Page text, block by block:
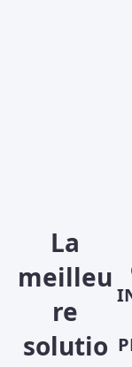
La
meilleu
re
solutio